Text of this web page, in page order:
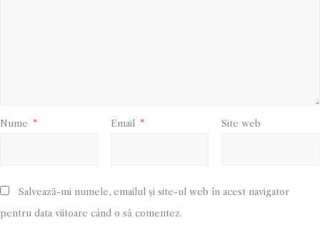
Nume * Email * Site web
Salvează-mi numele, emailul și site-ul web în acest navigator
pentru data viitoare când o să comentez.